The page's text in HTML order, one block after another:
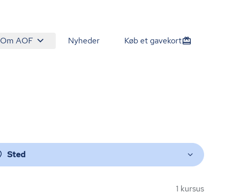
Om AOF Nyheder Køb et gavekort
Sted
1 kursus